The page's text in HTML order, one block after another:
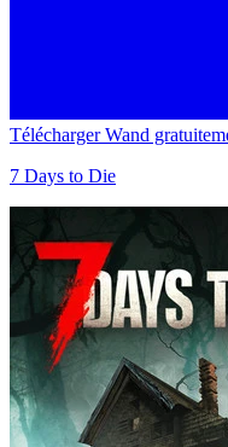
Télécharger Wand
7 Days to Die